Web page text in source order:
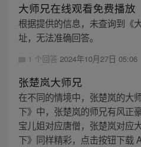
大师兄在线观看免费播放
根据提供的信息，未查询到《
址，无法准确回答。
1 个回答 2024年10月27日 05:06
张楚岚大师兄
在不同的情境中，张楚岚的大
下》中，张楚岚的师兄有风正
宝儿姐对应唐僧，张楚岚对应
下》同样精彩，点击按钮下载